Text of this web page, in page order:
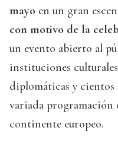
mayo en un gran
con motivo de la
un evento abierto al
instituciones
diplomáticas y
variada programación
continente europeo.